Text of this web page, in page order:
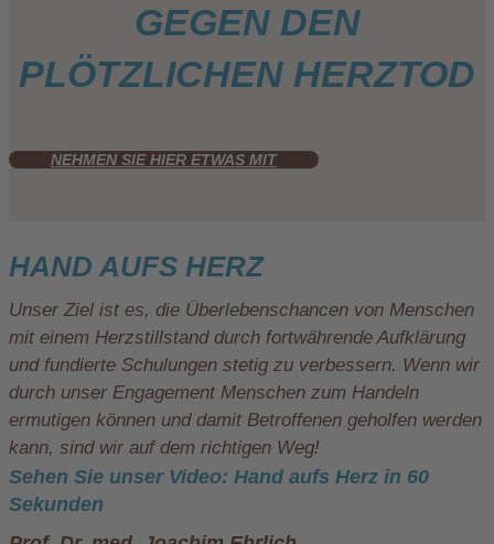
GEGEN DEN
PLÖTZLICHEN HERZTOD
NEHMEN SIE HIER ETWAS MIT
HAND AUFS HERZ
Unser Ziel ist es, die Überlebenschancen von Menschen
mit einem Herzstillstand durch fortwährende Aufklärung
und fundierte Schulungen stetig zu verbessern. Wenn wir
durch unser Engagement Menschen zum Handeln
ermutigen können und damit Betroffenen geholfen werden
kann, sind wir auf dem richtigen Weg!
Sehen Sie unser Video: Hand aufs Herz in 60
Sekunden